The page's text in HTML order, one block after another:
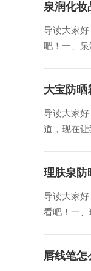
泉润化妆
导读大家
吧！一、
大宝防晒
导读大家
道，现在
理肤泉防
导读大家
看吧！一
唇线笔怎